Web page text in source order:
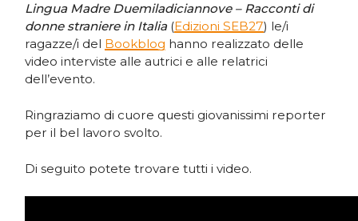
Lingua Madre Duemiladiciannove – Racconti di
donne straniere in Italia (Edizioni SEB27) le/i
ragazze/i del Bookblog hanno realizzato delle
video interviste alle autrici e alle relatrici
dell’evento.
Ringraziamo di cuore questi giovanissimi reporter
per il bel lavoro svolto.
Di seguito potete trovare tutti i video.